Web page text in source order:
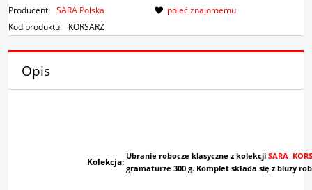
Producent: SARA Polska
Kod produktu: KORSARZ
poleć znajomemu
Opis
Kolekcja:
Ubranie robocze klasyczne z kolekcji SARA
gramaturze 300 g. Komplet składa się z bluzy